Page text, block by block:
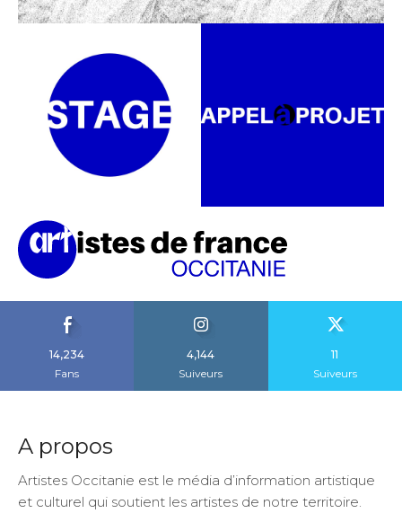
14,234
Fans
4,144
Suiveurs
11
Suiveurs
A propos
Artistes Occitanie est le média d’information artistique
et culturel qui soutient les artistes de notre territoire.